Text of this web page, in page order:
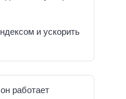
и ускорить
работает